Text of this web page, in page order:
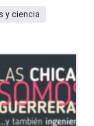
y ciencia